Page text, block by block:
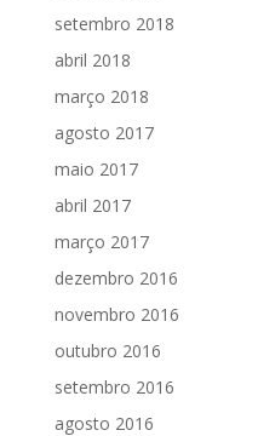
setembro 2018
abril 2018
março 2018
agosto 2017
maio 2017
abril 2017
março 2017
dezembro 2016
novembro 2016
outubro 2016
setembro 2016
agosto 2016